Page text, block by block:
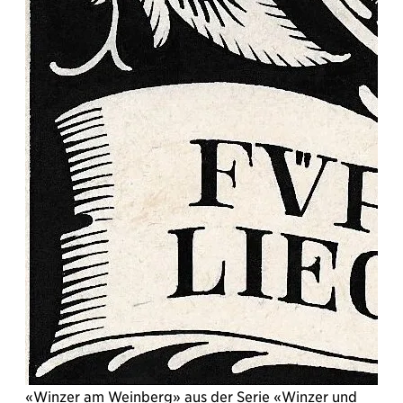
«Winzer am Weinberg» aus der Serie «Winzer und